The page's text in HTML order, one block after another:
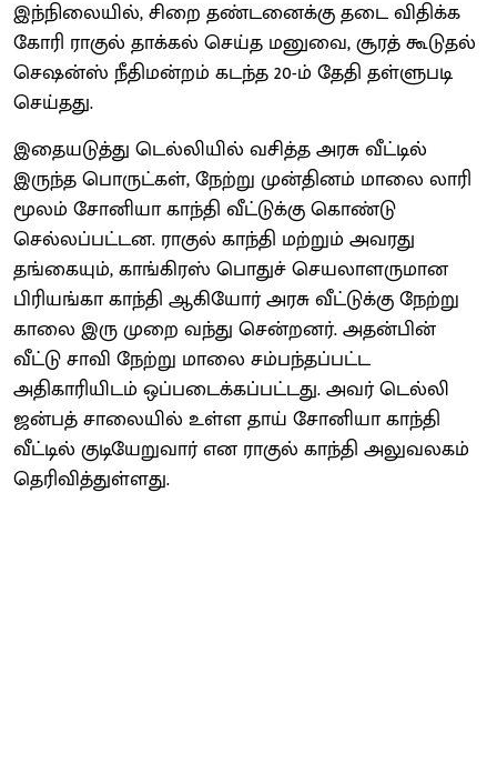
இந்நிலையில், சிறை தண்டனைக்கு தடை விதிக்க
கோரி ராகுல் தாக்கல் செய்த மனுவை, சூரத் கூடுதல்
செஷன்ஸ் நீதிமன்றம் கடந்த 20-ம் தேதி தள்ளுபடி
செய்தது.
இதையடுத்து டெல்லியில் வசித்த அரசு வீட்டில்
இருந்த பொருட்கள், நேற்று முன்தினம் மாலை லாரி
மூலம் சோனியா காந்தி வீட்டுக்கு கொண்டு
செல்லப்பட்டன. ராகுல் காந்தி மற்றும் அவரது
தங்கையும், காங்கிரஸ் பொதுச் செயலாளருமான
பிரியங்கா காந்தி ஆகியோர் அரசு வீட்டுக்கு நேற்று
காலை இரு முறை வந்து சென்றனர். அதன்பின்
வீட்டு சாவி நேற்று மாலை சம்பந்தப்பட்ட
அதிகாரியிடம் ஒப்படைக்கப்பட்டது. அவர் டெல்லி
ஜன்பத் சாலையில் உள்ள தாய் சோனியா காந்தி
வீட்டில் குடியேறுவார் என ராகுல் காந்தி அலுவலகம்
தெரிவித்துள்ளது.